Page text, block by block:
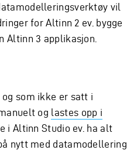
vil
for Altinn 2 ev. bygge
Altinn 3 applikasjon.
og som ikke er satt i
og lastes opp i
i Altinn Studio ev. ha alt
nytt med datamodellering